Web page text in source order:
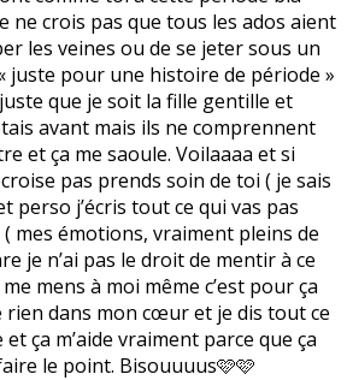
ne crois pas que tous les ados aient
les veines ou de se jeter sous un
juste pour une histoire de période »
que je soit la fille gentille et
avant mais ils ne comprennent
et ça me saoule. Voilaaaa et si
pas prends soin de toi ( je sais
perso j’écris tout ce qui vas pas
mes émotions, vraiment pleins de
je n’ai pas le droit de mentir à ce
mens à moi même c’est pour ça
rien dans mon cœur et je dis tout ce
et ça m’aide vraiment parce que ça
le point. Bisouuuus🩷🩷